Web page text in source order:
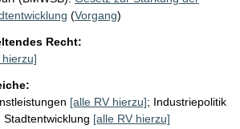
(Vorgang)
Recht:
hierzu]
[alle RV hierzu]; Industriepolitik
Stadtentwicklung [alle RV hierzu]